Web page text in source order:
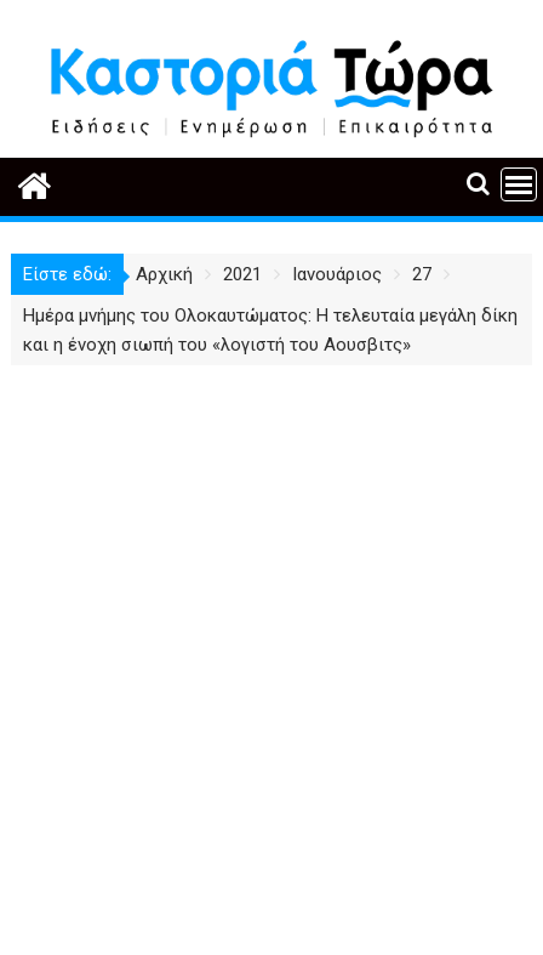
περιεχόμενο
Είστε εδώ: Αρχική 2021 Ιανουάριος
27
Ημέρα μνήμης του Ολοκαυτώματος: Η τελευταία μεγάλη δίκη
και η ένοχη σιωπή του «λογιστή του Αουσβιτς»